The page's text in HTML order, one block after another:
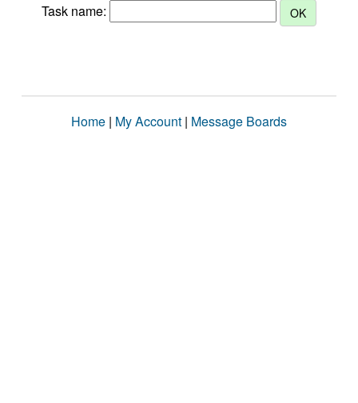
Task name:
Home | My Account | Message Boards